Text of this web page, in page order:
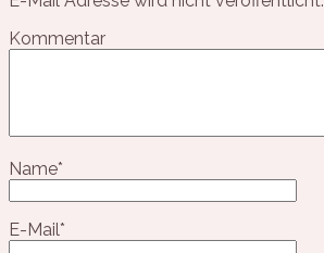
Kommentar
Name*
E-Mail*